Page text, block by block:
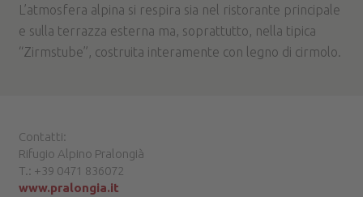
L’atmosfera alpina si respira sia nel ristorante principale
e sulla terrazza esterna ma, soprattutto, nella tipica
“Zirmstube”, costruita interamente con legno di cirmolo.
Contatti:
Rifugio Alpino Pralongià
T.: +39 0471 836072
www.pralongia.it